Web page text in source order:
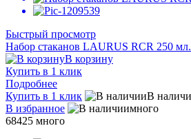
Быстрый просмотр
Набор стаканов LAURUS RCR 250
В корзину
Купить в 1 клик
Подробнее
Купить в 1 клик
В
В избранное
много
68425 много